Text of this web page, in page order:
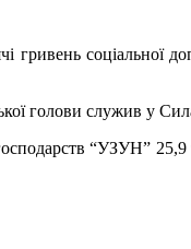
соціальної
голови служив у
господарств “УЗУН”